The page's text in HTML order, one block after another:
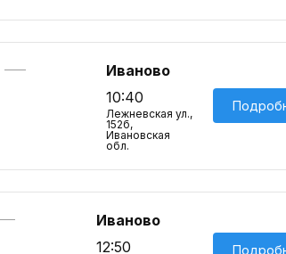
Иваново
10:40
Лежневская ул.,
152б,
Ивановская
обл.
Иваново
12:50